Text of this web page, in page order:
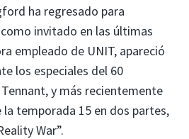
ha regresado para
invitado en las últimas
empleado de UNIT, apareció
los especiales del 60
y más recientemente
la temporada 15 en dos partes,
War”.